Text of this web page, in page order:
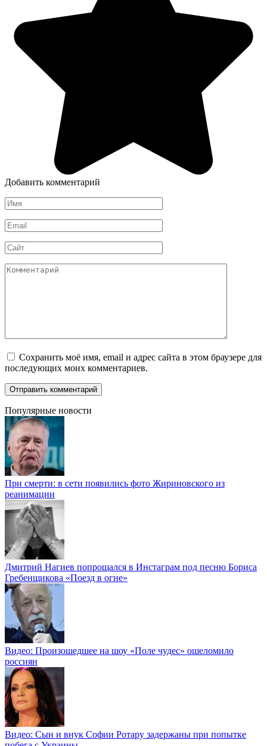
Добавить комментарий
Имя
*
Email
*
Сайт
Комментарий
Сохранить моё имя, email и адрес сайта в этом браузере для
последующих моих комментариев.
Популярные новости
При смерти: в сети появились фото Жириновского из
реанимации
Дмитрий Нагиев попрощался в Инстаграм под песню Бориса
Гребенщикова «Поезд в огне»
Видео: Произошедшее на шоу «Поле чудес» ошеломило
россиян
Видео: Сын и внук Софии Ротару задержаны при попытке